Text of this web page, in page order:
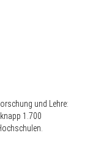
und Lehre:
1.700